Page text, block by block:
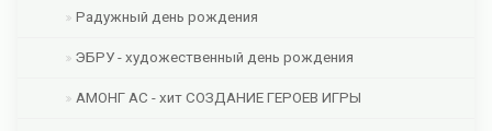
Радужный день рождения
ЭБРУ - художественный день рождения
АМОНГ АС - хит СОЗДАНИЕ ГЕРОЕВ ИГРЫ